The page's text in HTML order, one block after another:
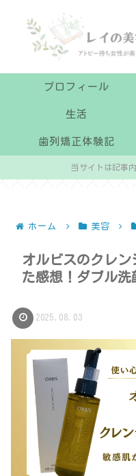
プロフィール
生活
歯列矯正体験記
当サイトは記事
ホーム 美容
オルビスのクレ
た感想！ダブル洗
2025.08.03